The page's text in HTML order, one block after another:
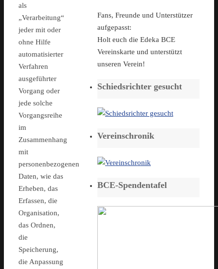
als
„Verarbeitung“
jeder mit oder
ohne Hilfe
automatisierter
Verfahren
ausgeführter
Vorgang oder
jede solche
Vorgangsreihe
im
Zusammenhang
mit
personenbezogenen
Daten, wie das
Erheben, das
Erfassen, die
Organisation,
das Ordnen,
die
Speicherung,
die Anpassung
Fans, Freunde und Unterstützer
aufgepasst:
Holt euch die Edeka BCE
Vereinskarte und unterstützt
unseren Verein!
Schiedsrichter gesucht
Vereinschronik
BCE-Spendentafel